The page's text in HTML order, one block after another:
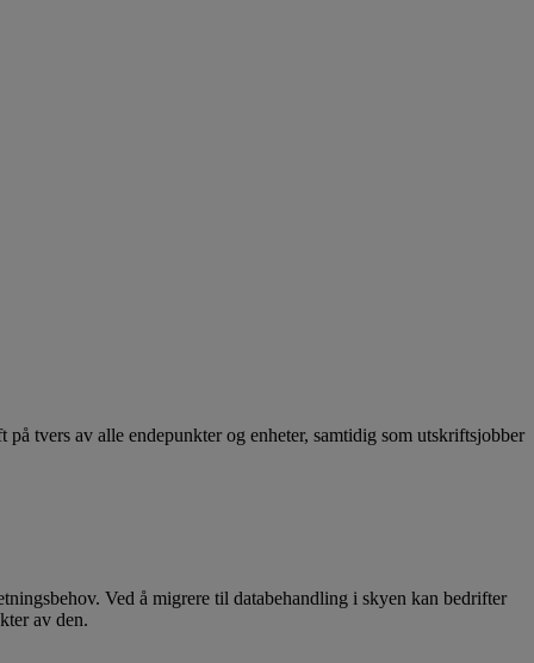
tvers av alle endepunkter og enheter, samtidig som utskriftsjobber
Ved å migrere til databehandling i skyen kan bedrifter
av den.